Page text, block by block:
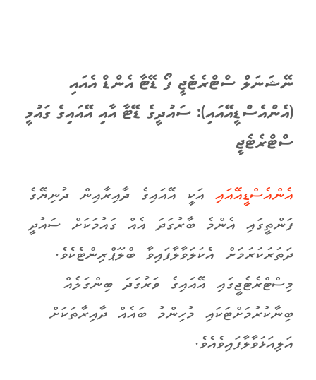
ނޭޝަނަލް ސްޓްރެޓެޖީ ފޯ ޑޭޓާ އެންޑް އެއައި
(އެންއެސްޑީއޭއައި): ސައުދީގެ ޑޭޓާ އާއި އޭއައިގެ ގައުމީ
ސްޓްރެޓެޖީ
އެންއެސްޑީއޭއައި އަކީ އޭއައިގެ ދާއިރާއިން ދުނިޔޭގެ
ފަންތީގައި އެންމެ ބާރުގަދަ އެއް ގައުމަކަށް ސައުދީ
ދަތުރުކުރުމަށް އެކުލަވާލާފައިވާ ބްލޫޕްރިންޓެކެވެ.
މިސްޓްރެޓެޖީގައި އޭއައިގެ ވަރުގަދަ ބިންގަލެއް
ބިނާކުރުމަށްޓަކައި މުހިންމު ބައެއް ދާއިރާތަކަށް
އަލިއަޅުވާލާފައިވެއެވެ.